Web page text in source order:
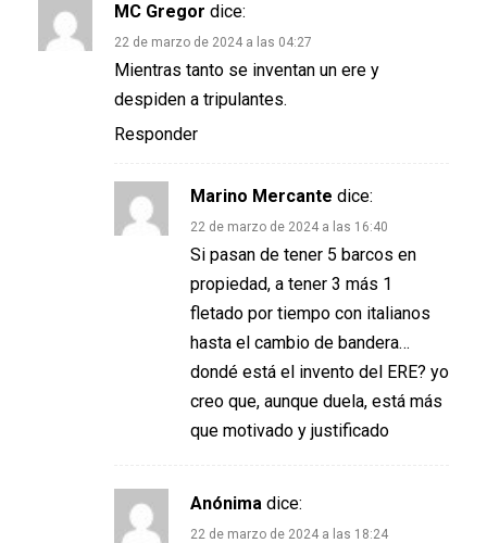
MC Gregor dice:
22 de marzo de 2024 a las 04:27
Mientras tanto se inventan un ere y
despiden a tripulantes.
Responder
Marino Mercante dice:
22 de marzo de 2024 a las 16:40
Si pasan de tener 5 barcos en
propiedad, a tener 3 más 1
fletado por tiempo con italianos
hasta el cambio de bandera…
dondé está el invento del ERE? yo
creo que, aunque duela, está más
que motivado y justificado
Anónima dice:
22 de marzo de 2024 a las 18:24